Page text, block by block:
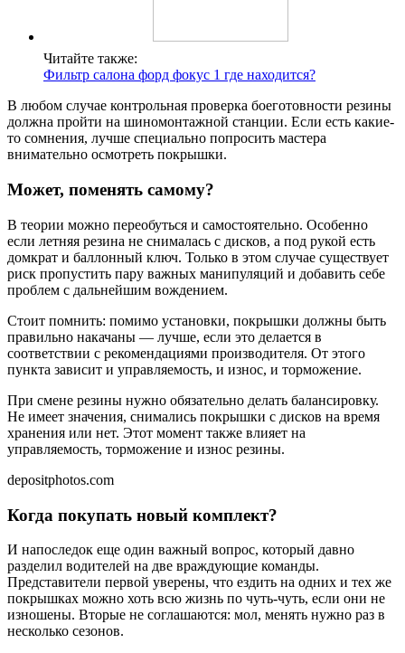
Читайте также:
Фильтр салона форд фокус 1 где находится?
В любом случае контрольная проверка боеготовности резины
должна пройти на шиномонтажной станции. Если есть какие-
то сомнения, лучше специально попросить мастера
внимательно осмотреть покрышки.
Может, поменять самому?
В теории можно переобуться и самостоятельно. Особенно
если летняя резина не снималась с дисков, а под рукой есть
домкрат и баллонный ключ. Только в этом случае существует
риск пропустить пару важных манипуляций и добавить себе
проблем с дальнейшим вождением.
Стоит помнить: помимо установки, покрышки должны быть
правильно накачаны — лучше, если это делается в
соответствии с рекомендациями производителя. От этого
пункта зависит и управляемость, и износ, и торможение.
При смене резины нужно обязательно делать балансировку.
Не имеет значения, снимались покрышки с дисков на время
хранения или нет. Этот момент также влияет на
управляемость, торможение и износ резины.
depositphotos.com
Когда покупать новый комплект?
И напоследок еще один важный вопрос, который давно
разделил водителей на две враждующие команды.
Представители первой уверены, что ездить на одних и тех же
покрышках можно хоть всю жизнь по чуть-чуть, если они не
изношены. Вторые не соглашаются: мол, менять нужно раз в
несколько сезонов.